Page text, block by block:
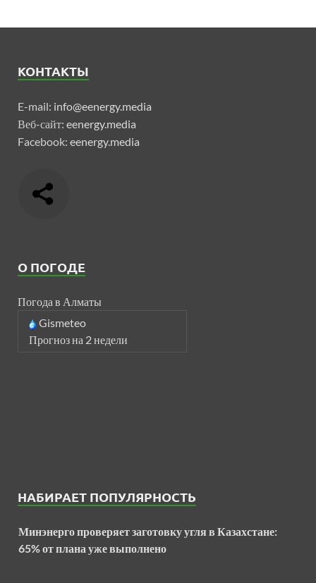
КОНТАКТЫ
E-mail: info@eenergy.media
Веб-сайт: eenergy.media
Facebook: eenergy.media
О ПОГОДЕ
Погода в Алматы
Gismeteo
Прогноз на 2 недели
НАБИРАЕТ ПОПУЛЯРНОСТЬ
Минэнерго проверяет заготовку угля в Казахстане:
65% от плана уже выполнено